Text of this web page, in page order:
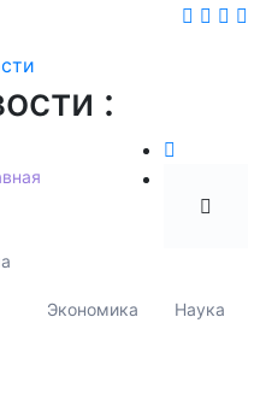
:
Экономика Наука